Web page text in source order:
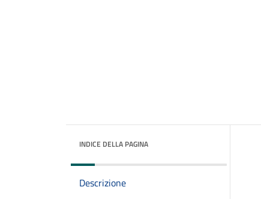
INDICE DELLA PAGINA
Descrizione